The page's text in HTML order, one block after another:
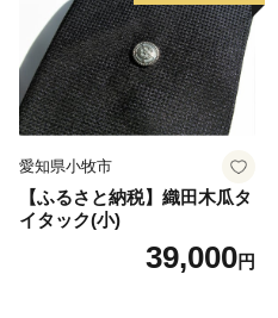
愛知県小牧市
【ふるさと納税】織田木瓜タ
イタック(小)
39,000円